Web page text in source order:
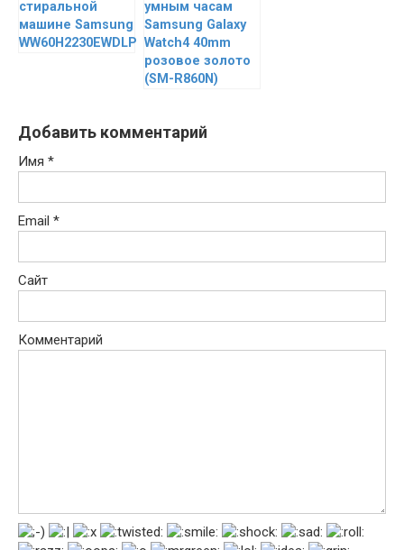
стиральной
машине Samsung
WW60H2230EWDLP
умным часам
Samsung Galaxy
Watch4 40mm
розовое золото
(SM-R860N)
Добавить комментарий
Имя *
Email *
Сайт
Комментарий